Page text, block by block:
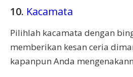
10. Kacamata
Pilihlah kacamata dengan
memberikan kesan ceria
kapanpun Anda